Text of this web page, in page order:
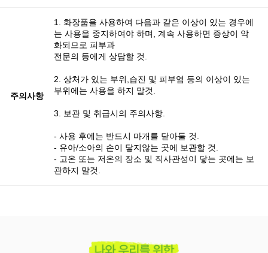
주의사항
1. 화장품을 사용하여 다음과 같은 이상이 있는 경우에
는 사용을 중지하여야 하며, 계속 사용하면 증상이 악
화되므로 피부과
전문의 등에게 상담할 것.
2. 상처가 있는 부위,습진 및 피부염 등의 이상이 있는
부위에는 사용을 하지 말것.
3. 보관 및 취급시의 주의사항.
- 사용 후에는 반드시 마개를 닫아둘 것.
- 유아/소아의 손이 닿지않는 곳에 보관할 것.
- 고온 또는 저온의 장소 및 직사관성이 닿는 곳에는 보
관하지 말것.